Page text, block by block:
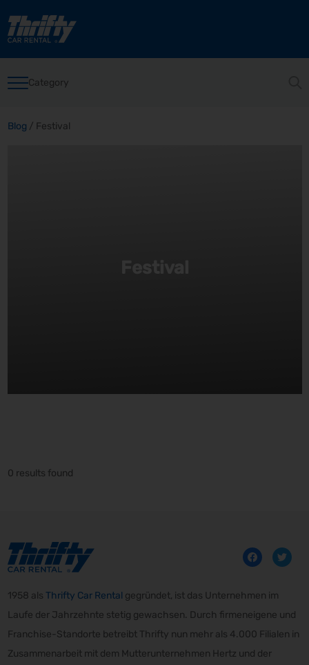
Category
Blog / Festival
0 results found
1958 als Thrifty Car Rental gegründet, ist das Unternehmen im
Laufe der Jahrzehnte stetig gewachsen. Durch firmeneigene und
Franchise-Standorte betreibt Thrifty nun mehr als 4.000 Filialen in
Zusammenarbeit mit dem Mutterunternehmen Hertz und der